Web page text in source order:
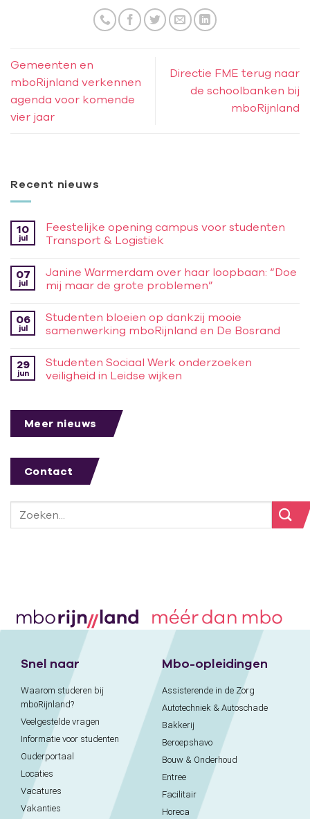
Gemeenten en
mboRijnland verkennen
agenda voor komende
vier jaar
Directie FME terug naar
de schoolbanken bij
mboRijnland
Recent nieuws
10
jul
Feestelijke opening campus voor studenten
Transport & Logistiek
07
jul
Janine Warmerdam over haar loopbaan: “Doe
mij maar de grote problemen”
06
jul
Studenten bloeien op dankzij mooie
samenwerking mboRijnland en De Bosrand
29
jun
Studenten Sociaal Werk onderzoeken
veiligheid in Leidse wijken
Meer nieuws
Contact
Snel naar
Waarom studeren bij
mboRijnland?
Veelgestelde vragen
Informatie voor studenten
Ouderportaal
Locaties
Vacatures
Vakanties
Mbo-opleidingen
Assisterende in de Zorg
Autotechniek & Autoschade
Bakkerij
Beroepshavo
Bouw & Onderhoud
Entree
Facilitair
Horeca